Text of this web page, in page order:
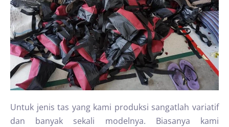
Untuk jenis tas yang kami produksi sangatlah variatif
dan banyak sekali modelnya. Biasanya kami